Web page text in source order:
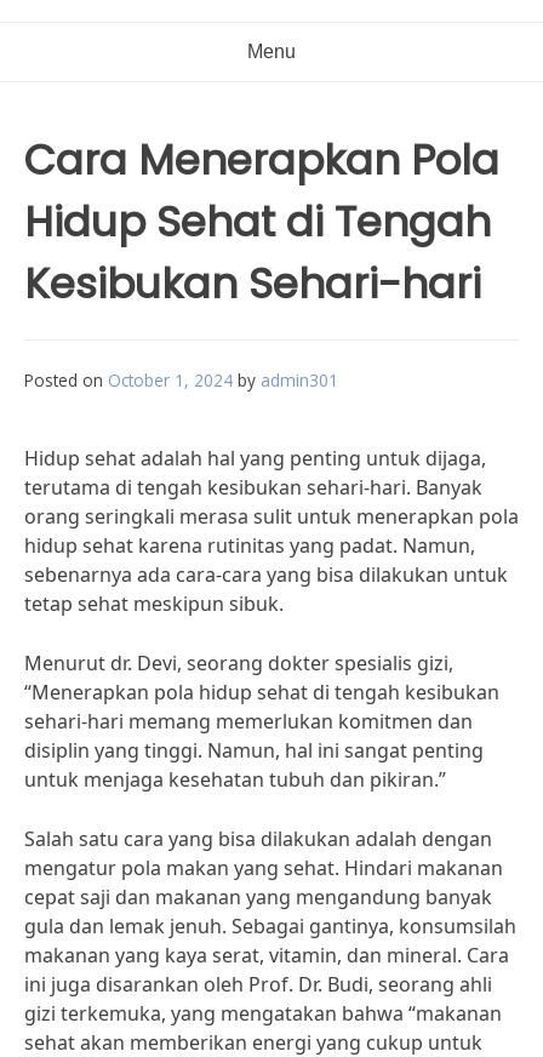
Menu
Cara Menerapkan Pola
Hidup Sehat di Tengah
Kesibukan Sehari-hari
Posted on October 1, 2024 by admin301
Hidup sehat adalah hal yang penting untuk dijaga,
terutama di tengah kesibukan sehari-hari. Banyak
orang seringkali merasa sulit untuk menerapkan pola
hidup sehat karena rutinitas yang padat. Namun,
sebenarnya ada cara-cara yang bisa dilakukan untuk
tetap sehat meskipun sibuk.
Menurut dr. Devi, seorang dokter spesialis gizi,
“Menerapkan pola hidup sehat di tengah kesibukan
sehari-hari memang memerlukan komitmen dan
disiplin yang tinggi. Namun, hal ini sangat penting
untuk menjaga kesehatan tubuh dan pikiran.”
Salah satu cara yang bisa dilakukan adalah dengan
mengatur pola makan yang sehat. Hindari makanan
cepat saji dan makanan yang mengandung banyak
gula dan lemak jenuh. Sebagai gantinya, konsumsilah
makanan yang kaya serat, vitamin, dan mineral. Cara
ini juga disarankan oleh Prof. Dr. Budi, seorang ahli
gizi terkemuka, yang mengatakan bahwa “makanan
sehat akan memberikan energi yang cukup untuk